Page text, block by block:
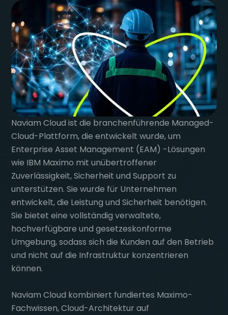
Naviam Cloud ist die branchenführende Managed-
Cloud-Plattform, die entwickelt wurde, um
Enterprise Asset Management (EAM) -Lösungen
wie IBM Maximo mit unübertroffener
Zuverlässigkeit, Sicherheit und Support zu
unterstützen. Sie wurde für Unternehmen
entwickelt, die Leistung und Sicherheit benötigen.
Sie bietet eine vollständig verwaltete,
hochverfügbare und gesetzeskonforme
Umgebung, sodass sich die Kunden auf den Betrieb
und nicht auf die Infrastruktur konzentrieren
können.
Naviam Cloud kombiniert fundiertes Maximo-
Fachwissen, Cloud-Architektur auf